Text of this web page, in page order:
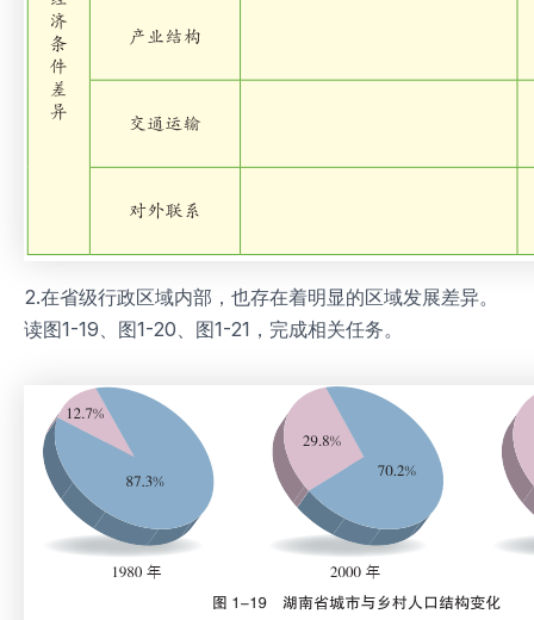
2.在省级行政区域内部，也存在着明显的区域发展差异。
读图1-19、图1-20、图1-21，完成相关任务。